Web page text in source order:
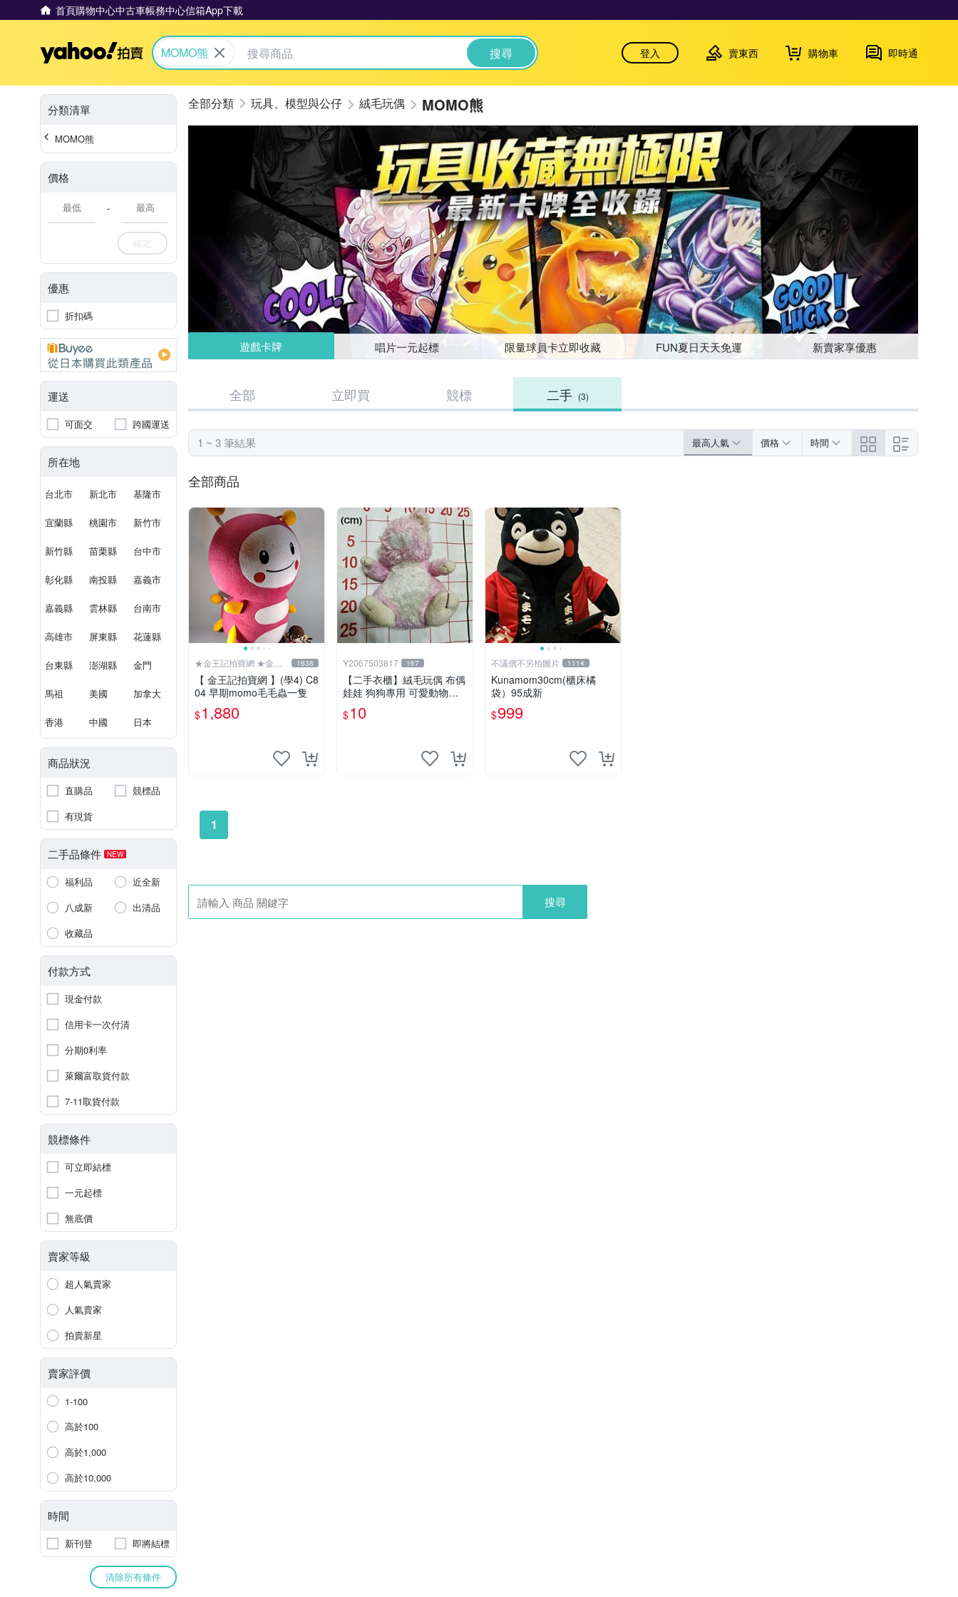
首頁購物中心中古車帳務中心信箱App下載
Yahoo拍賣
MOMO熊 搜尋 登入 賣東西 購物車 即時通
分類清單
MOMO熊
價格
-
確定
優惠
折扣碼
運送
可面交 跨國運送
所在地
台北市 新北市 基隆市
宜蘭縣 桃園市 新竹市
新竹縣 苗栗縣 台中市
彰化縣 南投縣 嘉義市
嘉義縣 雲林縣 台南市
高雄市 屏東縣 花蓮縣
台東縣 澎湖縣 金門
馬祖 美國 加拿大
香港 中國 日本
商品狀況
直購品
競標品
有現貨
二手品條件 NEW
福利品
近全新
八成新
出清品
收藏品
付款方式
現金付款
信用卡一次付清
分期0利率
萊爾富取貨付款
7-11取貨付款
競標條件
可立即結標
一元起標
無底價
賣家等級
超人氣賣家
人氣賣家
拍賣新星
賣家評價
1-100
高於100
高於1,000
高於10,000
時間
新刊登 即將結標
清除所有條件
玩具、模型與公仔 絨毛玩偶 MOMO熊
遊戲卡牌 唱片一元起標 限量球員卡立即收藏 FUN夏日天天免運 新賣家享優惠
全部 立即買 競標 二手 (3)
1 ~ 3 筆結果 最高人氣 價格 時間
全部商品
★金王記拍寶網 ★金王
記拍寶趣
1638
【 金王記拍寶網 】(學4) C8
04 早期momo毛毛蟲一隻
$1,880
Y2067503817 167
【二手衣櫃】絨毛玩偶 布偶
娃娃 狗狗專用 可愛動物系
列 耐咬耐磨玩具 玩偶 粉紅
熊寵物玩具 1120929
$10
不議價不另拍圖片 1114
Kunamom30cm(櫃床橘
袋）95成新
$999
1
搜尋